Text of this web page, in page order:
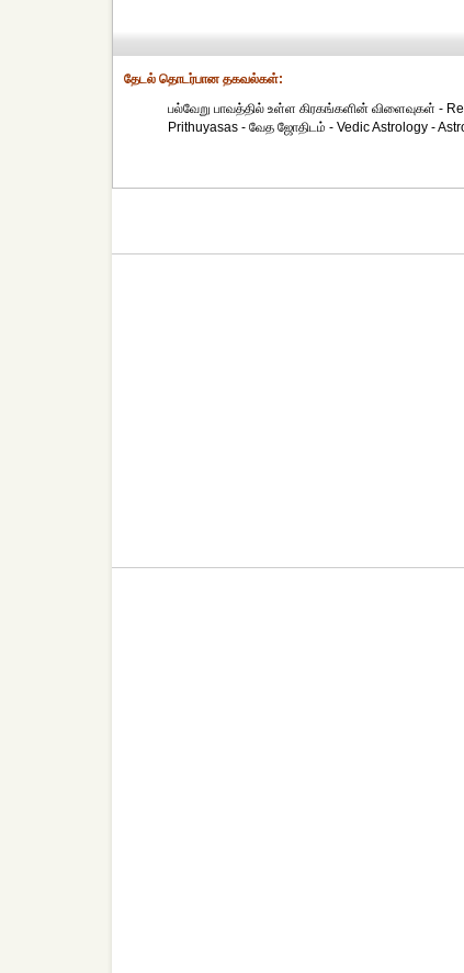
தேட‌ல் தொட‌ர்பான தகவ‌ல்க‌ள்:
பல்வேறு பாவத்தில் உள்ள கிரகங்களின் விளைவுகள் -
Prithuyasas - வேத ஜோதிடம் - Vedic Astrology -